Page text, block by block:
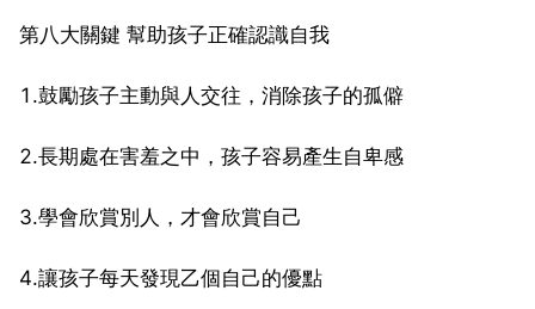
第八大關鍵 幫助孩子正確認識自我
1.鼓勵孩子主動與人交往，消除孩子的孤僻
2.長期處在害羞之中，孩子容易產生自卑感
3.學會欣賞別人，才會欣賞自己
4.讓孩子每天發現乙個自己的優點